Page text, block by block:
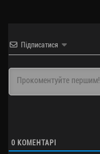
Підписатися
0 КОМЕНТАРІ